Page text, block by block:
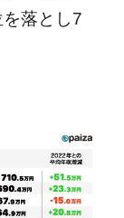
落とし7